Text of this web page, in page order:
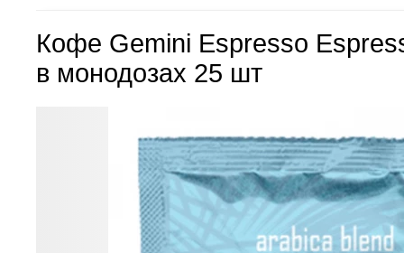
Кофе Gemini Espresso
в монодозах 25 шт